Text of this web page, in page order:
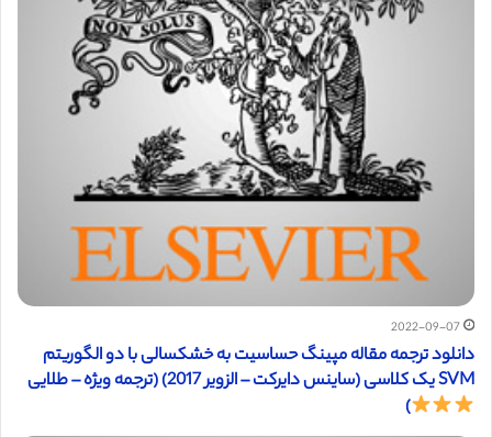
2022-09-07
دانلود ترجمه مقاله مپینگ حساسیت به خشکسالی با دو الگوریتم
SVM یک کلاسی (ساینس دایرکت – الزویر 2017) (ترجمه ویژه – طلایی
)